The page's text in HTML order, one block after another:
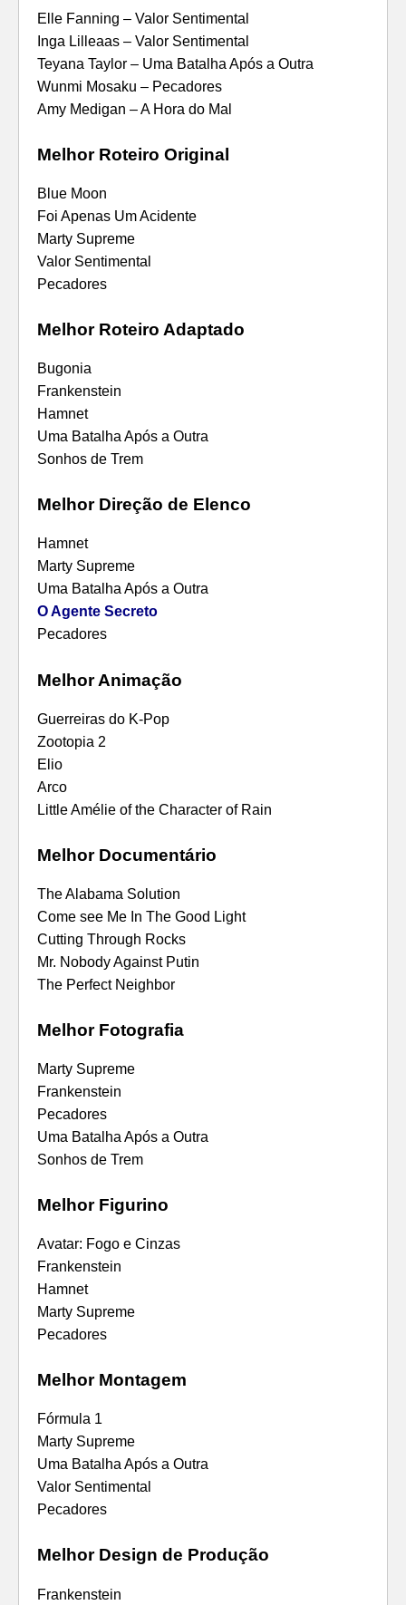
Elle Fanning – Valor Sentimental
Inga Lilleaas – Valor Sentimental
Teyana Taylor – Uma Batalha Após a Outra
Wunmi Mosaku – Pecadores
Amy Medigan – A Hora do Mal
Melhor Roteiro Original
Blue Moon
Foi Apenas Um Acidente
Marty Supreme
Valor Sentimental
Pecadores
Melhor Roteiro Adaptado
Bugonia
Frankenstein
Hamnet
Uma Batalha Após a Outra
Sonhos de Trem
Melhor Direção de Elenco
Hamnet
Marty Supreme
Uma Batalha Após a Outra
O Agente Secreto
Pecadores
Melhor Animação
Guerreiras do K-Pop
Zootopia 2
Elio
Arco
Little Amélie of the Character of Rain
Melhor Documentário
The Alabama Solution
Come see Me In The Good Light
Cutting Through Rocks
Mr. Nobody Against Putin
The Perfect Neighbor
Melhor Fotografia
Marty Supreme
Frankenstein
Pecadores
Uma Batalha Após a Outra
Sonhos de Trem
Melhor Figurino
Avatar: Fogo e Cinzas
Frankenstein
Hamnet
Marty Supreme
Pecadores
Melhor Montagem
Fórmula 1
Marty Supreme
Uma Batalha Após a Outra
Valor Sentimental
Pecadores
Melhor Design de Produção
Frankenstein